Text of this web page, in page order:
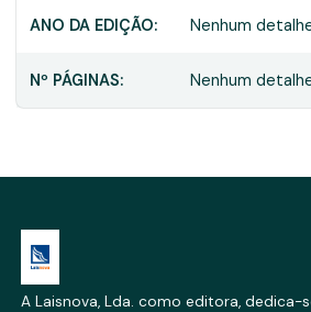
ANO DA EDIÇÃO: Nenhum
Nº PÁGINAS: Nenhum
A Laisnova, Lda. como editora,